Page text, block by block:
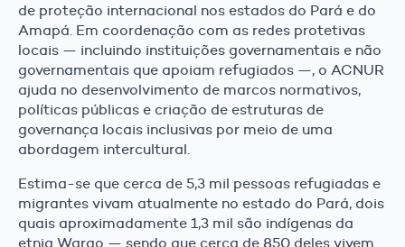
de proteção internacional nos estados do Pará e do
Amapá. Em coordenação com as redes protetivas
locais — incluindo instituições governamentais e não
governamentais que apoiam refugiados —, o ACNUR
ajuda no desenvolvimento de marcos normativos,
políticas públicas e criação de estruturas de
governança locais inclusivas por meio de uma
abordagem intercultural.
Estima-se que cerca de 5,3 mil pessoas refugiadas e
migrantes vivam atualmente no estado do Pará, dois
quais aproximadamente 1,3 mil são indígenas da
etnia Warao — sendo que cerca de 850 deles vivem